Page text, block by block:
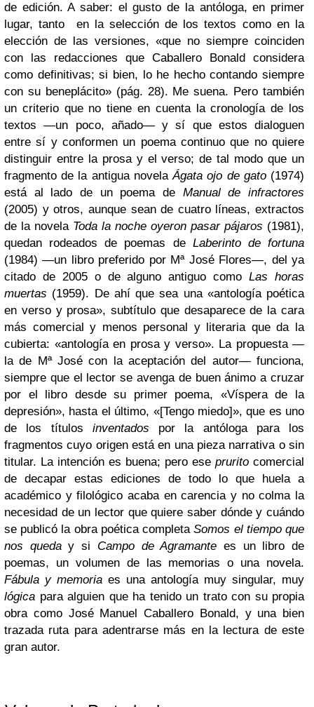
de edición. A saber: el gusto de la antóloga, en primer
lugar, tanto en la selección de los textos como en la
elección de las versiones, «que no siempre coinciden
con las redacciones que Caballero Bonald considera
como definitivas; si bien, lo he hecho contando siempre
con su beneplácito» (pág. 28). Me suena. Pero también
un criterio que no tiene en cuenta la cronología de los
textos —un poco, añado— y sí que estos dialoguen
entre sí y conformen un poema continuo que no quiere
distinguir entre la prosa y el verso; de tal modo que un
fragmento de la antigua novelaÁgata ojo de gato(1974)
está al lado de un poema de Manual de infractores
(2005) y otros, aunque sean de cuatro líneas, extractos
de la novela Toda la noche oyeron pasar pájaros (1981),
quedan rodeados de poemas de Laberinto de fortuna
(1984) —un libro preferido por Mª José Flores—, del ya
citado de 2005 o de alguno antiguo comoLas horas
muertas (1959). De ahí que sea una «antología poética
en verso y prosa», subtítulo que desaparece de la cara
más comercial y menos personal y literaria que da la
cubierta: «antología en prosa y verso». La propuesta —
la de Mª José con la aceptación del autor— funciona,
siempre que el lector se avenga de buen ánimo a cruzar
por el libro desde su primer poema, «Víspera de la
depresión», hasta el último, «[Tengo miedo]», que es uno
de los títulos inventados por la antóloga para los
fragmentos cuyo origen está en una pieza narrativa o sin
titular. La intención es buena; pero ese prurito comercial
de decapar estas ediciones de todo lo que huela a
académico y filológico acaba en carencia y no colma la
necesidad de un lector que quiere saber dónde y cuándo
se publicó la obra poética completaSomos el tiempo que
nos queday si Campo de Agramante es un libro de
poemas, un volumen de las memorias o una novela.
Fábula y memoria es una antología muy singular, muy
lógica para alguien que ha tenido un trato con su propia
obra como José Manuel Caballero Bonald, y una bien
trazada ruta para adentrarse más en la lectura de este
gran autor.